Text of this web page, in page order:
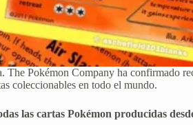
The Pokémon Company ha confirmado
coleccionables en todo el mundo.
las cartas Pokémon producidas